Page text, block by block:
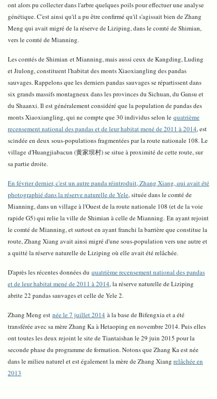
ont alors pu collecter dans l'arbre quelques poils pour effectuer une analyse
génétique. C'est ainsi qu'il a pu être confirmé qu'il s'agissait bien de Zhang
Meng qui avait migré de la réserve de Liziping, dans le comté de Shimian,
vers le comté de Mianning.
Les comtés de Shimian et Mianning, mais aussi ceux de Kangding, Luding
et Jiulong, constituent l'habitat des monts Xiaoxiangling des pandas
sauvages. Rappelons que les derniers pandas sauvages se répartissent dans
six grands massifs montagneux dans les provinces du Sichuan, du Gansu et
du Shaanxi. Il est généralement considéré que la population de pandas des
monts Xiaoxiangling, qui ne compte que 30 individus selon le quatrième
recensement national des pandas et de leur habitat mené de 2011 à 2014, est
scindée en deux sous-populations fragmentées par la route nationale 108. Le
village d'Huangjiabacun (黄家坝村) se situe à proximité de cette route, sur
sa partie droite.
En février dernier, c'est un autre panda réintroduit, Zhang Xiang, qui avait été
photographié dans la réserve naturelle de Yele, située dans le comté de
Mianning, dans un village à l'Ouest de la route nationale 108 (et de la voie
rapide G5) qui relie la ville de Shimian à celle de Mianning. En ayant rejoint
le comté de Mianning, et surtout en ayant franchi la barrière que constitue la
route, Zhang Xiang avait ainsi migré d'une sous-population vers une autre et
a quitté la réserve naturelle de Liziping où elle avait été relâchée.
D'après les récentes données du quatrième recensement national des pandas
et de leur habitat mené de 2011 à 2014, la réserve naturelle de Liziping
abrite 22 pandas sauvages et celle de Yele 2.
Zhang Meng est née le 7 juillet 2014 à la base de Bifengxia et a été
transférée avec sa mère Zhang Ka à Hetaoping en novembre 2014. Puis elles
ont toutes les deux rejoint le site de Tiantaishan le 29 juin 2015 pour la
seconde phase du programme de formation. Notons que Zhang Ka est née
dans le milieu naturel et est également la mère de Zhang Xiang relâchée en
2013